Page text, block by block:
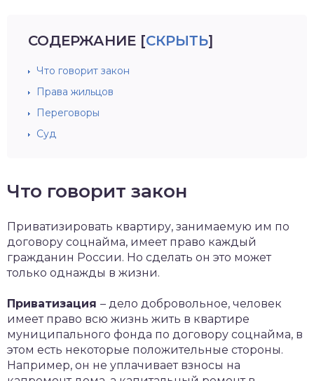
СОДЕРЖАНИЕ [СКРЫТЬ]
Что говорит закон
Права жильцов
Переговоры
Суд
Что говорит закон
Приватизировать квартиру, занимаемую им по
договору соцнайма, имеет право каждый
гражданин России. Но сделать он это может
только однажды в жизни.
Приватизация – дело добровольное, человек
имеет право всю жизнь жить в квартире
муниципального фонда по договору соцнайма, в
этом есть некоторые положительные стороны.
Например, он не уплачивает взносы на